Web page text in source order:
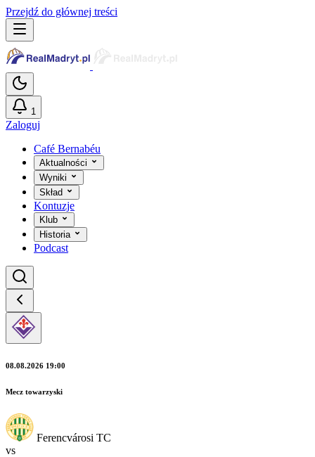
Przejdź do głównej treści
1
Zaloguj
Café Bernabéu
Aktualności
Wyniki
Skład
Kontuzje
Klub
Historia
Podcast
08.08.2026 19:00
Mecz towarzyski
Ferencvárosi TC
vs